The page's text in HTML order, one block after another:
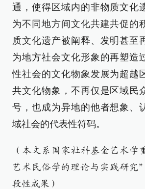
通，使得区域内的非物质文化
为不同地方间文化共建共促的
质文化遗产被阐释、发明甚至
为地方社会文化形象的再塑造
性社会的文化物象发展为超越
共文化物象，不再仅是区域民
号，也成为异地的他者想象、
域社会的代表性符码。
（本文系国家社科基金艺术
艺术民俗学的理论与实践研究
段性成果）